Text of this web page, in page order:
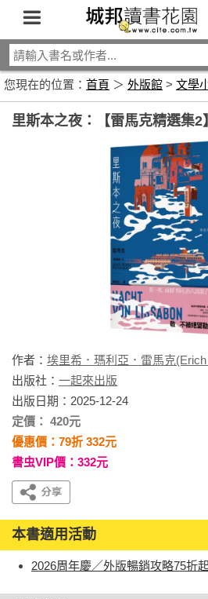
您現在的位置： 首頁 ＞ 外版館 > 文學
里斯本之夜：【雷馬克精選集2
作者： 埃里希．瑪利亞．雷馬克
出版社： 一起來出版
出版日期：2025-12-24
定價： 420元
優惠價：79折 332元
書虫VIP價：332元
本書適用活動
2026周年慶／外版暢銷攻略75折起